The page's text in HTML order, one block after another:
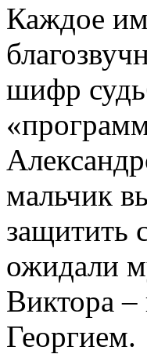
Каждое
шифр
мальчик
защитить
ожидали
Виктора –
Георгием.